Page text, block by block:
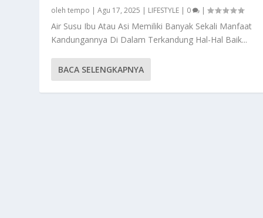
olehtempo |Agu 17, 2025 | LIFESTYLE | 0 |
Air Susu Ibu Atau Asi Memiliki Banyak Sekali Manfaat
Kandungannya Di Dalam Terkandung Hal-Hal Baik...
BACA SELENGKAPNYA